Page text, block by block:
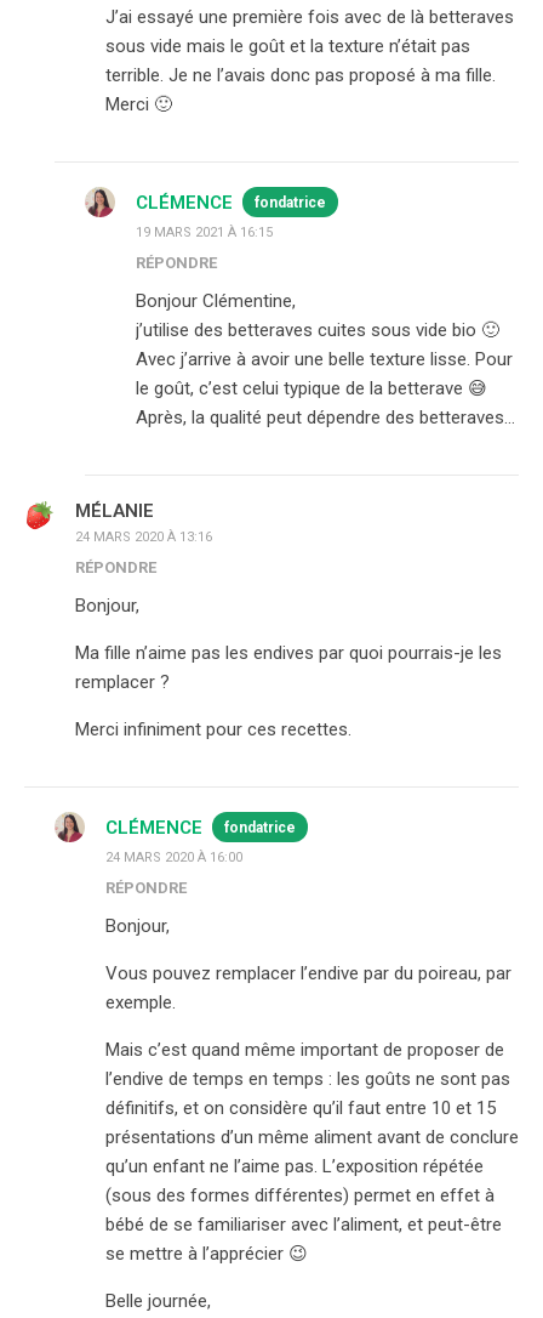
J’ai essayé une première fois avec de là betteraves
sous vide mais le goût et la texture n’était pas
terrible. Je ne l’avais donc pas proposé à ma fille.
Merci 🙂
CLÉMENCE fondatrice
19 MARS 2021 À 16:15
RÉPONDRE
Bonjour Clémentine,
j’utilise des betteraves cuites sous vide bio 🙂
Avec j’arrive à avoir une belle texture lisse. Pour
le goût, c’est celui typique de la betterave 😅
Après, la qualité peut dépendre des betteraves…
MÉLANIE
24 MARS 2020 À 13:16
RÉPONDRE
Bonjour,
Ma fille n’aime pas les endives par quoi pourrais-je les
remplacer ?
Merci infiniment pour ces recettes.
CLÉMENCE fondatrice
24 MARS 2020 À 16:00
RÉPONDRE
Bonjour,
Vous pouvez remplacer l’endive par du poireau, par
exemple.
Mais c’est quand même important de proposer de
l’endive de temps en temps : les goûts ne sont pas
définitifs, et on considère qu’il faut entre 10 et 15
présentations d’un même aliment avant de conclure
qu’un enfant ne l’aime pas. L’exposition répétée
(sous des formes différentes) permet en effet à
bébé de se familiariser avec l’aliment, et peut-être
se mettre à l’apprécier 😉
Belle journée,